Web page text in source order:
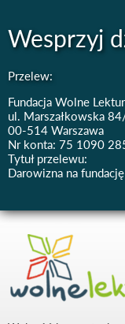
Wesprzyj
Przelew:
Fundacja Wolne
ul. Marszałkowska
00-514 Warszawa
Nr konta: 75 1090
Tytuł przelewu:
Darowizna na